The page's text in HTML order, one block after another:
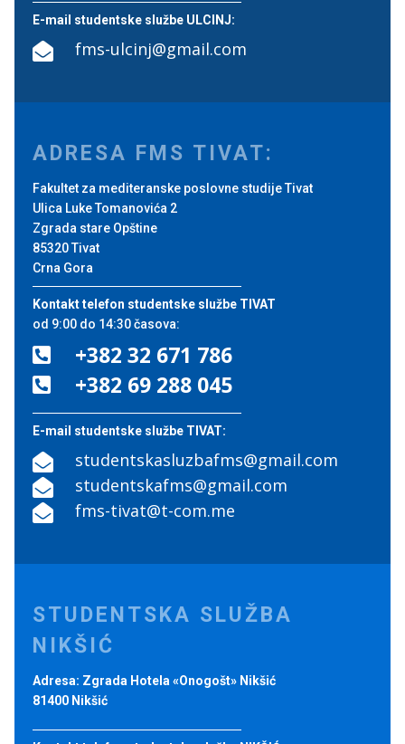
E-mail studentske službe ULCINJ:
 fms-ulcinj@gmail.com
ADRESA FMS TIVAT:
Fakultet za mediteranske poslovne studije Tivat
Ulica Luke Tomanovića 2
Zgrada stare Opštine
85320 Tivat
Crna Gora
Kontakt telefon studentske službe TIVAT
od 9:00 do 14:30 časova:
 +382 32 671 786
 +382 69 288 045
E-mail studentske službe TIVAT:
 studentskasluzbafms@gmail.com
 studentskafms@gmail.com
 fms-tivat@t-com.me
STUDENTSKA SLUŽBA
NIKŠIĆ
Adresa: Zgrada Hotela «Onogošt» Nikšić
81400 Nikšić